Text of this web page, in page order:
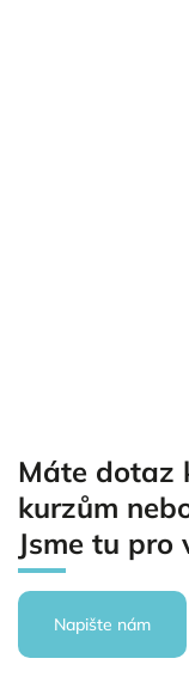
Máte dotaz
kurzům
Jsme tu pro
Napište nám